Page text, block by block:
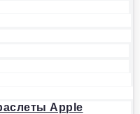
Apple